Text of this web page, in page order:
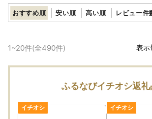
https://www2.sagawa-exp.co.jp/
https://www.post.japanpost.jp/
寄附者の皆様にはご不便、ご迷惑をおかけ
いませんが、何卒ご理解賜りますようお願
おすすめ順 安い順 高い順 レビュー件
1~20件(全490件) 表示
ふるなびイチオシ返礼